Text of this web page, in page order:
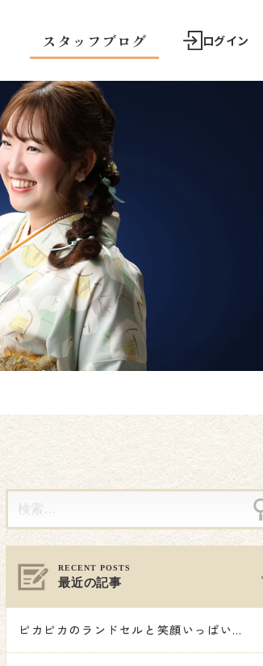
スタッフブログ ログイン
最近の記事
ピカピカのランドセルと笑顔いっぱいの記念撮影🌸